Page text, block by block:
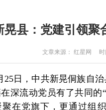
晃县：党建引领聚
文章来源： 红星网 时
25日，中共新晃侗族自
深流动党员有了共同的
在党旗下，更通过组